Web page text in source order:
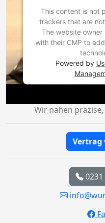
This content is not
trackers that are
The website
with their CMP to
Powered by
Wir nähen
Vertrag
0231